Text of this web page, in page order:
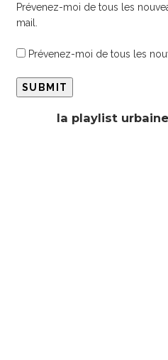
Prévenez-moi de tous les
mail.
Prévenez-moi de tous les
la playlist